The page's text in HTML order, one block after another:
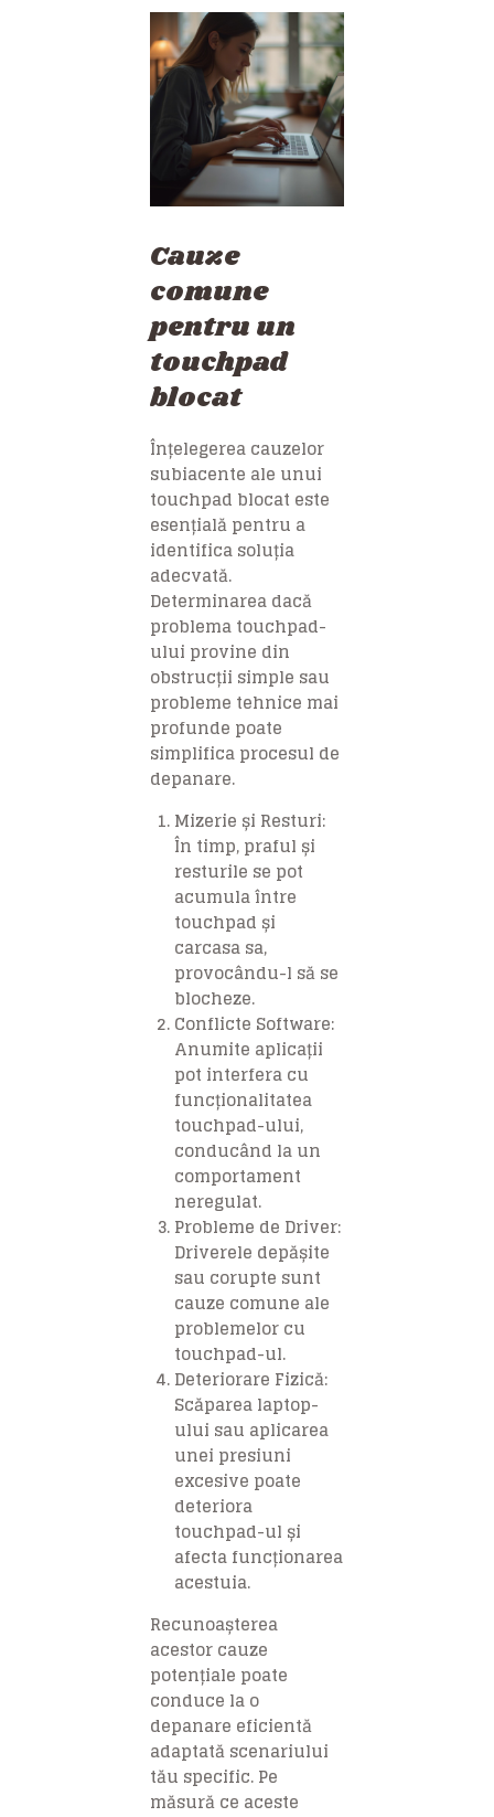
Cauze
comune
pentru un
touchpad
blocat
Înțelegerea cauzelor
subiacente ale unui
touchpad blocat este
esențială pentru a
identifica soluția
adecvată.
Determinarea dacă
problema touchpad-
ului provine din
obstrucții simple sau
probleme tehnice mai
profunde poate
simplifica procesul de
depanare.
Mizerie și Resturi:
În timp, praful și
resturile se pot
acumula între
touchpad și
carcasa sa,
provocându-l să se
blocheze.
Conflicte Software:
Anumite aplicații
pot interfera cu
funcționalitatea
touchpad-ului,
conducând la un
comportament
neregulat.
Probleme de Driver:
Driverele depășite
sau corupte sunt
cauze comune ale
problemelor cu
touchpad-ul.
Deteriorare Fizică:
Scăparea laptop-
ului sau aplicarea
unei presiuni
excesive poate
deteriora
touchpad-ul și
afecta funcționarea
acestuia.
Recunoașterea
acestor cauze
potențiale poate
conduce la o
depanare eficientă
adaptată scenariului
tău specific. Pe
măsură ce aceste